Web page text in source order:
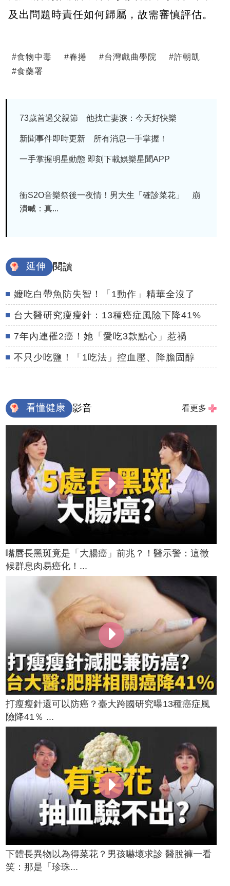
及出問題時責任如何歸屬，故需審慎評估。
#食物中毒 #春捲 #台灣戲曲學院 #許朝凱
#食藥署
73歲首過父親節 他找亡妻淚：今天好快樂
新聞事件即時更新 所有消息一手掌握！
一手掌握明星動態 即刻下載娛樂星聞APP
衝S2O音樂祭後一夜情！男大生「確診菜花」 崩
潰喊：真...
延伸 閱讀
嬤吃白帶魚防失智！「1動作」精華全沒了
台大醫研究瘦瘦針：13種癌症風險下降41%
7年內連罹2癌！她「愛吃3款點心」惹禍
不只少吃鹽！「1吃法」控血壓、降膽固醇
看懂健康 影音 看更多
嘴唇長黑斑竟是「大腸癌」前兆？！醫示警：這徵
候群息肉易癌化！...
打瘦瘦針還可以防癌？臺大跨國研究曝13種癌症風
險降41％ ...
下體長異物以為得菜花？男孩嚇壞求診 醫脫褲一看
笑：那是「珍珠...